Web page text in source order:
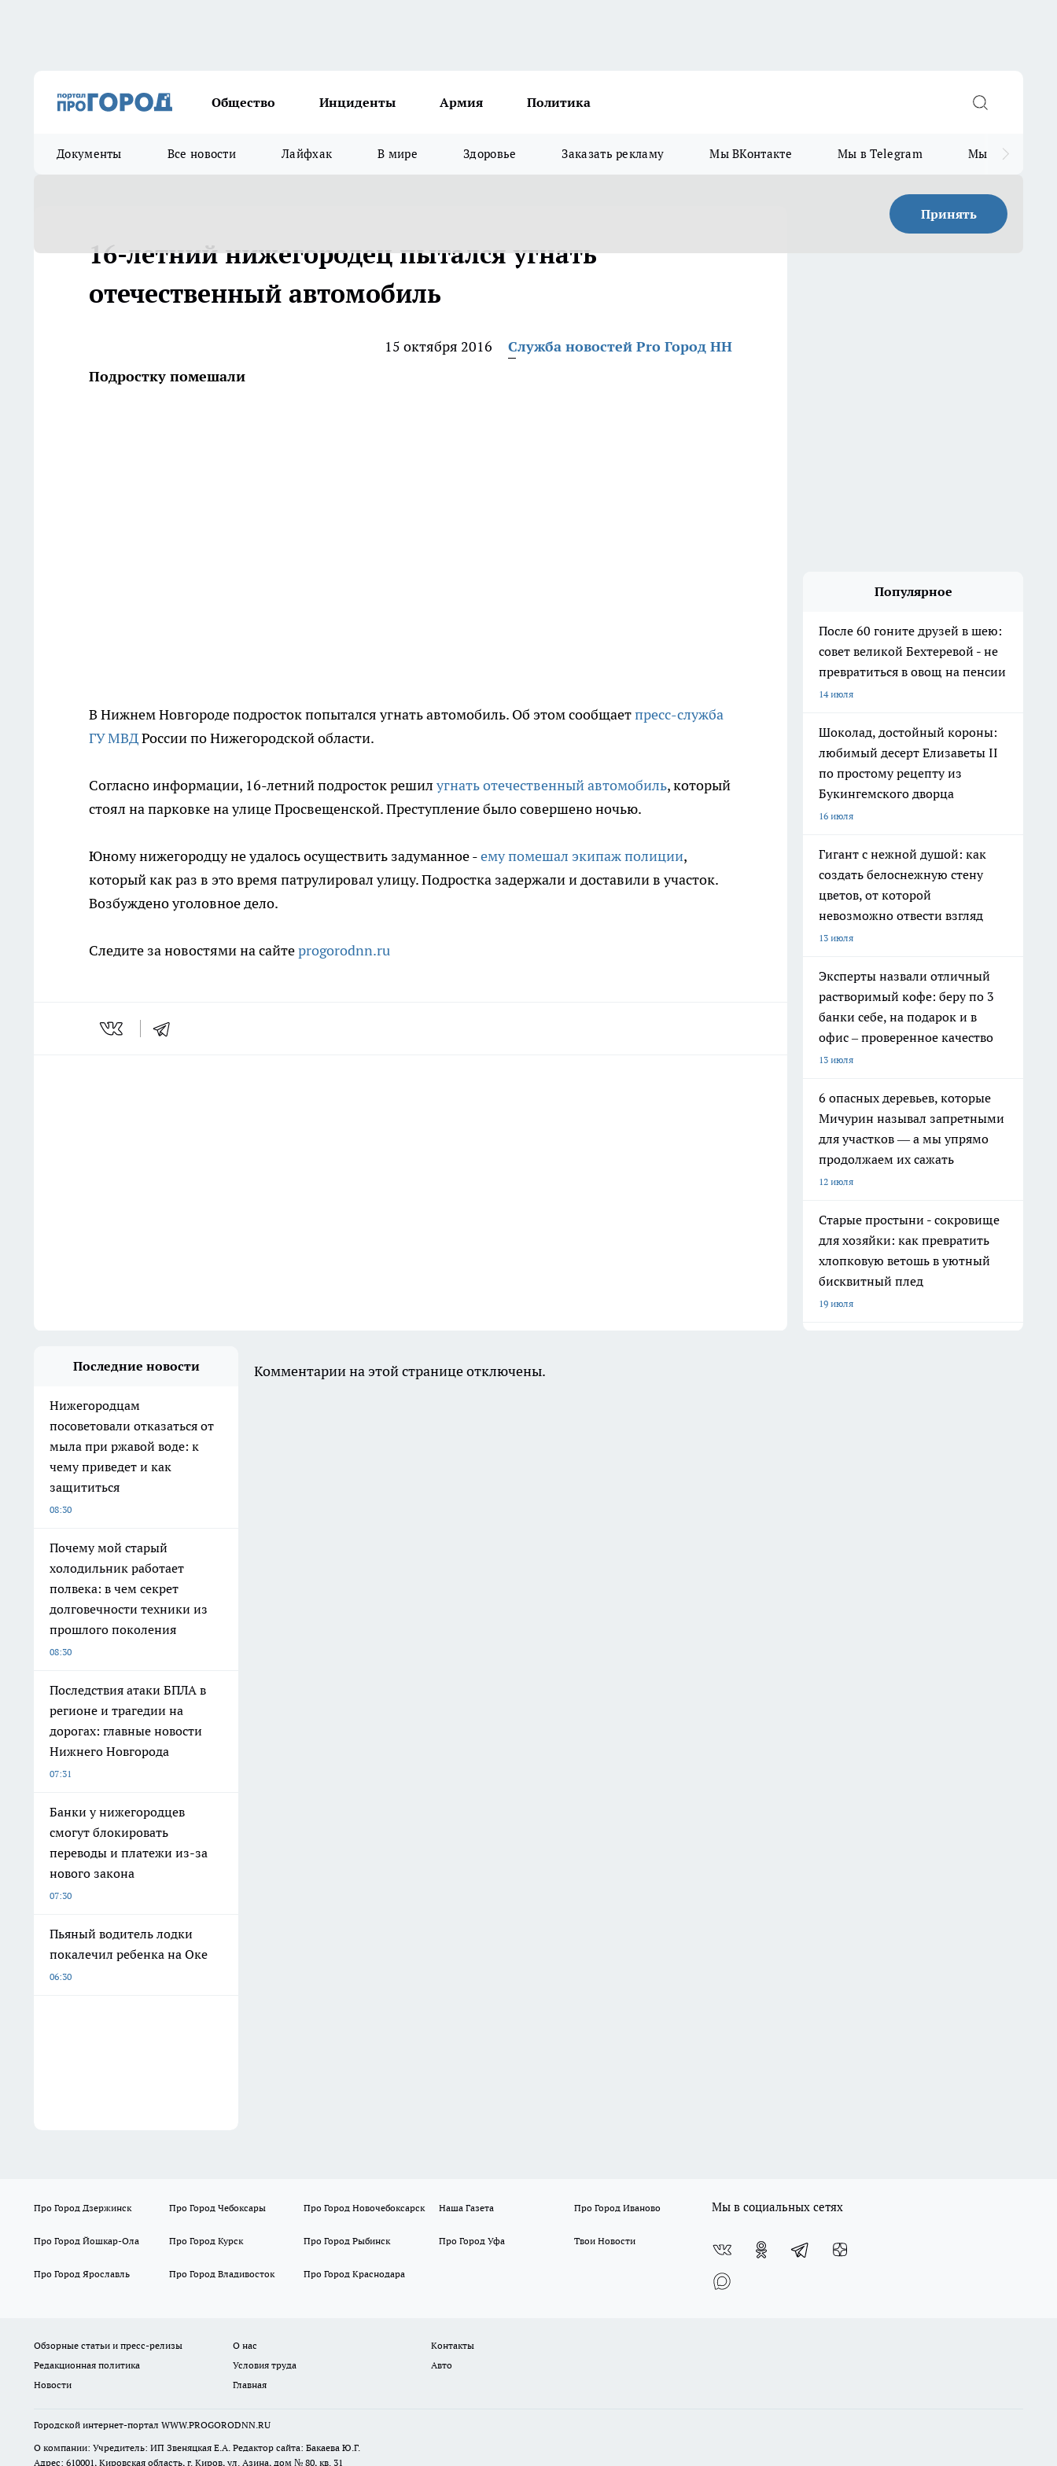
Общество Инциденты Армия Политика
Документы Все новости Лайфхак В мире Здоровье Заказать рекламу Мы ВКонтакте Мы в Telegram Мы в MAX
Принять
16-летний нижегородец пытался угнать
отечественный автомобиль
15 октября 2016
Служба новостей Pro Город НН
Подростку помешали
В Нижнем Новгороде подросток попытался угнать автомобиль. Об этом сообщаетпресс-служба
ГУ МВДРоссии по Нижегородской области.
Согласно информации, 16-летний подросток решил угнать отечественный автомобиль, который
стоял на парковке на улице Просвещенской. Преступление было совершено ночью.
Юному нижегородцу не удалось осуществить задуманное -ему помешал экипаж полиции,
который как раз в это время патрулировал улицу. Подростка задержали и доставили в участок.
Возбуждено уголовное дело.
Следите за новостями на сайтеprogorodnn.ru
Популярное
После 60 гоните друзей в шею:
совет великой Бехтеревой - не
превратиться в овощ на пенсии
14 июля
Шоколад, достойный короны:
любимый десерт Елизаветы II
по простому рецепту из
Букингемского дворца
16 июля
Гигант с нежной душой: как
создать белоснежную стену
цветов, от которой
невозможно отвести взгляд
13 июля
Эксперты назвали отличный
растворимый кофе: беру по 3
банки себе, на подарок и в
офис – проверенное качество
13 июля
6 опасных деревьев, которые
Мичурин называл запретными
для участков — а мы упрямо
продолжаем их сажать
12 июля
Старые простыни - сокровище
для хозяйки: как превратить
хлопковую ветошь в уютный
бисквитный плед
19 июля
Последние новости
Нижегородцам
посоветовали отказаться от
мыла при ржавой воде: к
чему приведет и как
защититься
08:30
Почему мой старый
холодильник работает
полвека: в чем секрет
долговечности техники из
прошлого поколения
08:30
Последствия атаки БПЛА в
регионе и трагедии на
дорогах: главные новости
Нижнего Новгорода
07:31
Банки у нижегородцев
смогут блокировать
переводы и платежи из-за
нового закона
07:30
Пьяный водитель лодки
покалечил ребенка на Оке
06:30
Комментарии на этой странице отключены.
Про Город Дзержинск Про Город Чебоксары Про Город Новочебоксарск Наша Газета Про Город Иваново
Про Город Йошкар-Ола Про Город Курск Про Город Рыбинск Про Город Уфа Твои Новости
Про Город Ярославль Про Город Владивосток Про Город Краснодара
Мы в социальных сетях
Обзорные статьи и пресс-релизы О нас
Контакты
Редакционная политика
Условия труда
Авто
Новости
Главная
Городской интернет-портал WWW.PROGORODNN.RU
О компании: Учредитель: ИП Звеняцкая Е.А. Редактор сайта: Бакаева Ю.Г.
Адрес: 610001, Кировская область, г. Киров, ул. Азина, дом № 80, кв. 31